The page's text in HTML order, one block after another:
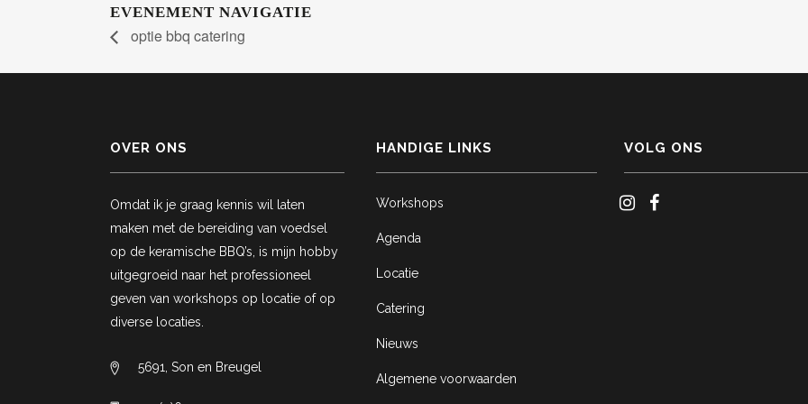
EVENEMENT NAVIGATIE
optie bbq catering
OVER ONS
Omdat ik je graag kennis wil laten
maken met de bereiding van voedsel
op de keramische BBQ’s, is mijn hobby
uitgegroeid naar het professioneel
geven van workshops op locatie of op
diverse locaties.
5691, Son en Breugel
HANDIGE LINKS
Workshops
Agenda
Locatie
Catering
Nieuws
Algemene voorwaarden
VOLG ONS